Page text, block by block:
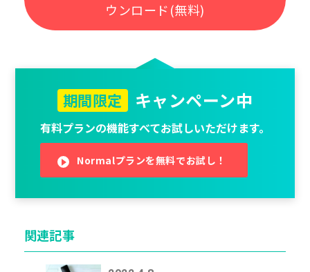
ウンロード(無料)
期間限定 キャンペーン中
有料プランの機能すべてお試しいただけます。
Normalプランを無料でお試し！
関連記事